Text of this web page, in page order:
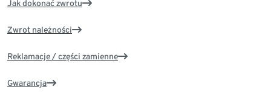
Jak dokonać zwrotu
Zwrot należności
Reklamacje / części zamienne
Gwarancja